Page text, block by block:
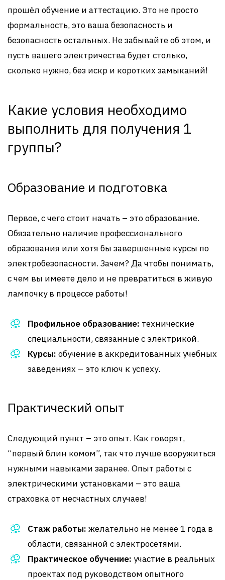
прошёл обучение и аттестацию. Это не просто
формальность, это ваша безопасность и
безопасность остальных. Не забывайте об этом, и
пусть вашего электричества будет столько,
сколько нужно, без искр и коротких замыканий!
Какие условия необходимо
выполнить для получения 1
группы?
Образование и подготовка
Первое, с чего стоит начать – это образование.
Обязательно наличие профессионального
образования или хотя бы завершенные курсы по
электробезопасности. Зачем? Да чтобы понимать,
с чем вы имеете дело и не превратиться в живую
лампочку в процессе работы!
Профильное образование: технические
специальности, связанные с электрикой.
Курсы: обучение в аккредитованных учебных
заведениях – это ключ к успеху.
Практический опыт
Следующий пункт – это опыт. Как говорят,
“первый блин комом”, так что лучше вооружиться
нужными навыками заранее. Опыт работы с
электрическими установками – это ваша
страховка от несчастных случаев!
Стаж работы: желательно не менее 1 года в
области, связанной с электросетями.
Практическое обучение: участие в реальных
проектах под руководством опытного